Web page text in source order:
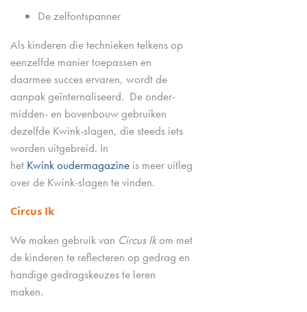
De zelfontspanner
Als kinderen die technieken telkens op
eenzelfde manier toepassen en
daarmee succes ervaren, wordt de
aanpak geïnternaliseerd. De onder-
midden- en bovenbouw gebruiken
dezelfde Kwink-slagen, die steeds iets
worden uitgebreid. In
het Kwink oudermagazine is meer uitleg
over de Kwink-slagen te vinden.
Circus Ik
We maken gebruik van Circus Ikom met
de kinderen te reflecteren op gedrag en
handige gedragskeuzes te leren
maken.